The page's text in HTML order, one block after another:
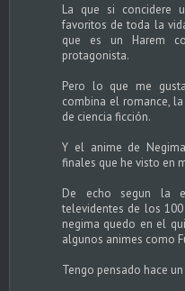
La que si concidere
favoritos de toda la
que es un Harem
protagonista.
Pero lo que me
combina el romance,
de ciencia ficción.
Y el anime de
finales que he visto en
De echo segun la
televidentes de los
negima quedo en el
algunos animes como
Tengo pensado hace